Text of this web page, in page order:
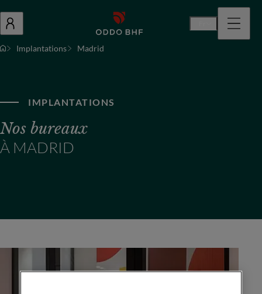
Implantations Madrid
IMPLANTATIONS
Nos bureaux
À MADRID